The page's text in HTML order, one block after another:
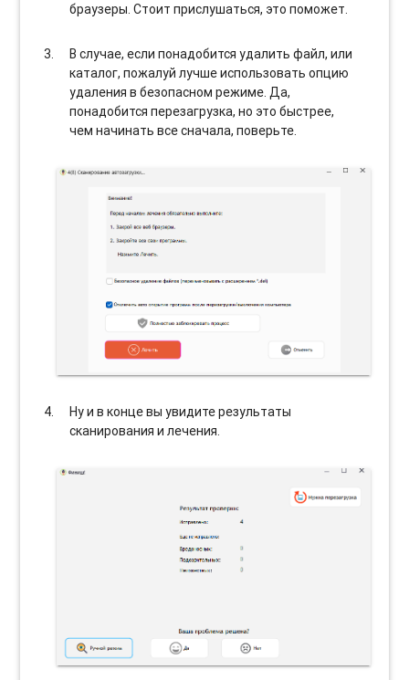
браузеры. Стоит прислушаться, это поможет.
В случае, если понадобится удалить файл, или
каталог, пожалуй лучше использовать опцию
удаления в безопасном режиме. Да,
понадобится перезагрузка, но это быстрее,
чем начинать все сначала, поверьте.
Ну и в конце вы увидите результаты
сканирования и лечения.